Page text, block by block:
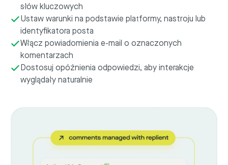
słów kluczowych
Ustaw warunki na podstawie platformy, nastroju lub
identyfikatora posta
Włącz powiadomienia e-mail o oznaczonych
komentarzach
Dostosuj opóźnienia odpowiedzi, aby interakcje
wyglądały naturalnie